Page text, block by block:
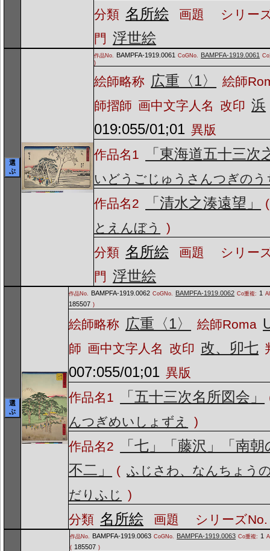
分類 名所絵 画題
シリー
門 浮世絵
選
ぶ
作品No. BAMPFA-1919.0061 CoGNo. BAMPFA-1919.0061
)
絵師略称 広重〈1〉
絵師
師摺師 画中文字人名 改印 浜
019:055/01;01 異版
作品名1
「東海道五十三次
いどうごじゅうさんつぎのう
作品名2
「清水之湊遠望」
(
とえんぼう
)
分類 名所絵 画題
シリー
門 浮世絵
選
ぶ
作品No. BAMPFA-1919.0062 CoGNo. BAMPFA-1919.0062 Co重複: 1
185507 )
絵師略称 広重〈1〉 絵師Roma
師 画中文字人名 改印 改、卯七
007:055/01;01 異版
作品名1
「五十三次名所図会」
んつぎめいしょずえ
)
作品名2
「七」「藤沢」「南
不二」
( ふじさわ、なんちょう
だりふじ
)
分類 名所絵 画題 シリーズNo.
作品No. BAMPFA-1919.0063 CoGNo. BAMPFA-1919.0063 Co重複: 1
( 185507 )